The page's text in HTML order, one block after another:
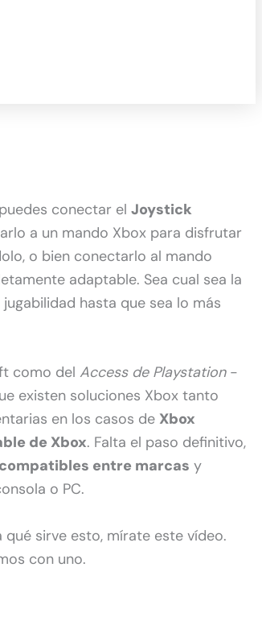
conectar el Joystick
a un mando Xbox para disfrutar
o bien conectarlo al mando
adaptable. Sea cual sea la
hasta que sea lo más
como del Access de Playstation-
existen soluciones Xbox tanto
en los casos de Xbox
de Xbox. Falta el paso definitivo,
entre marcas y
o PC.
qué sirve esto, mírate este vídeo.
con uno.